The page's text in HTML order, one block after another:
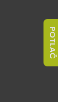
POTLAČ